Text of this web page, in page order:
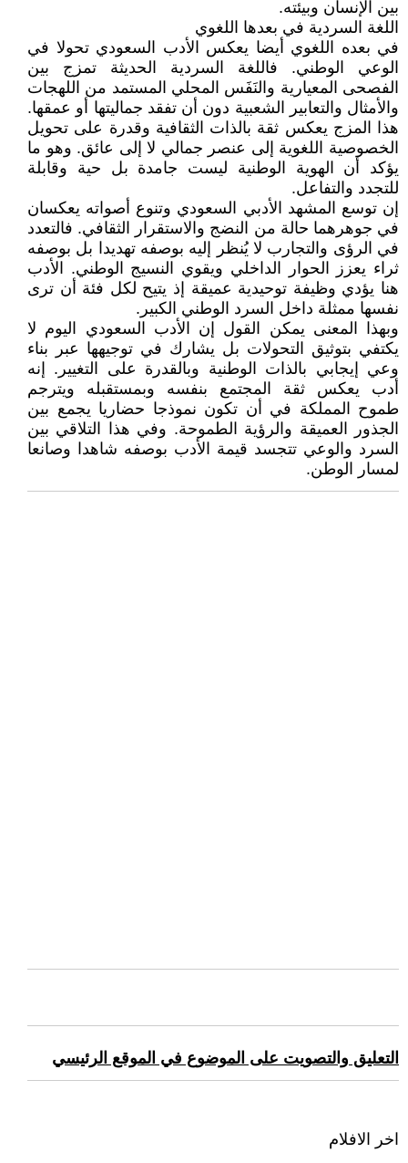
بين الإنسان وبيئته.
اللغة السردية في بعدها اللغوي
في بعده اللغوي أيضا يعكس الأدب السعودي تحولا في
الوعي الوطني. فاللغة السردية الحديثة تمزج بين
الفصحى المعيارية والنَفَس المحلي المستمد من اللهجات
والأمثال والتعابير الشعبية دون أن تفقد جماليتها أو عمقها.
هذا المزج يعكس ثقة بالذات الثقافية وقدرة على تحويل
الخصوصية اللغوية إلى عنصر جمالي لا إلى عائق. وهو ما
يؤكد أن الهوية الوطنية ليست جامدة بل حية وقابلة
للتجدد والتفاعل.
إن توسع المشهد الأدبي السعودي وتنوع أصواته يعكسان
في جوهرهما حالة من النضج والاستقرار الثقافي. فالتعدد
في الرؤى والتجارب لا يُنظر إليه بوصفه تهديدا بل بوصفه
ثراء يعزز الحوار الداخلي ويقوي النسيج الوطني. الأدب
هنا يؤدي وظيفة توحيدية عميقة إذ يتيح لكل فئة أن ترى
نفسها ممثلة داخل السرد الوطني الكبير.
وبهذا المعنى يمكن القول إن الأدب السعودي اليوم لا
يكتفي بتوثيق التحولات بل يشارك في توجيهها عبر بناء
وعي إيجابي بالذات الوطنية وبالقدرة على التغيير. إنه
أدب يعكس ثقة المجتمع بنفسه وبمستقبله ويترجم
طموح المملكة في أن تكون نموذجا حضاريا يجمع بين
الجذور العميقة والرؤية الطموحة. وفي هذا التلاقي بين
السرد والوعي تتجسد قيمة الأدب بوصفه شاهدا وصانعا
لمسار الوطن.
التعليق والتصويت على الموضوع في الموقع الرئيسي
اخر الافلام